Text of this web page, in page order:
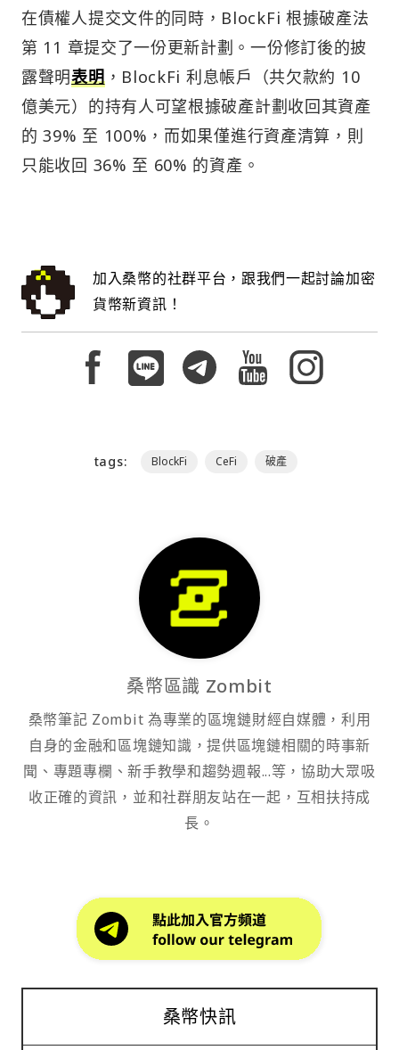
在債權人提交文件的同時，BlockFi 根據破產法
第 11 章提交了一份更新計劃。一份修訂後的披
露聲明表明，BlockFi 利息帳戶（共欠款約 10
億美元）的持有人可望根據破產計劃收回其資產
的 39% 至 100%，而如果僅進行資產清算，則
只能收回 36% 至 60% 的資產。
加入桑幣的社群平台，跟我們一起討論加密
貨幣新資訊！
tags: BlockFi CeFi 破產
桑幣區識 Zombit
桑幣筆記 Zombit 為專業的區塊鏈財經自媒體，利用
自身的金融和區塊鏈知識，提供區塊鏈相關的時事新
聞、專題專欄、新手教學和趨勢週報...等，協助大眾吸
收正確的資訊，並和社群朋友站在一起，互相扶持成
長。
桑幣快訊